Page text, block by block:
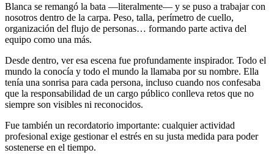
Blanca se remangó la bata —literalmente— y se puso a trabajar con
nosotros dentro de la carpa. Peso, talla, perímetro de cuello,
organización del flujo de personas… formando parte activa del
equipo como una más.
Desde dentro, ver esa escena fue profundamente inspirador. Todo el
mundo la conocía y todo el mundo la llamaba por su nombre. Ella
tenía una sonrisa para cada persona, incluso cuando nos confesaba
que la responsabilidad de un cargo público conlleva retos que no
siempre son visibles ni reconocidos.
Fue también un recordatorio importante: cualquier actividad
profesional exige gestionar el estrés en su justa medida para poder
sostenerse en el tiempo.